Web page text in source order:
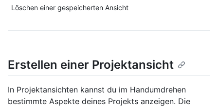
Löschen einer gespeicherten Ansicht
Erstellen einer Projektansicht
In Projektansichten kannst du im Handumdrehen
bestimmte Aspekte deines Projekts anzeigen. Die